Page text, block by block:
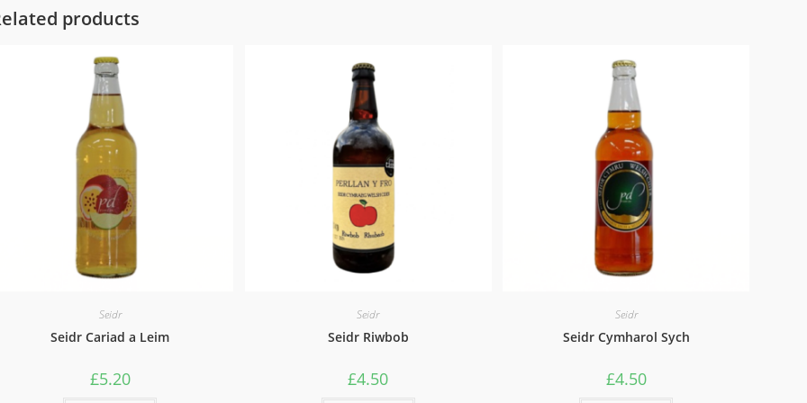
products
Seidr
Seidr Cariad a Leim
£5.20
Seidr
Seidr Riwbob
£4.50
Seidr
Seidr Cymharol Sych
£4.50